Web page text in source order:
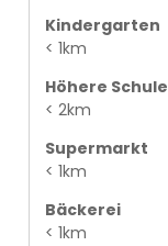
Kindergarten
< 1km
Höhere Schule
< 2km
Supermarkt
< 1km
Bäckerei
< 1km